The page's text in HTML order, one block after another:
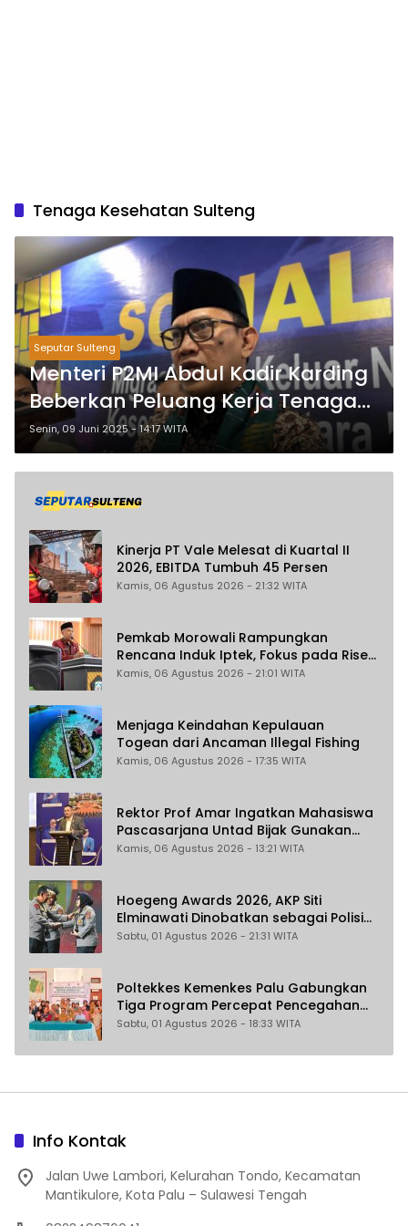
Tenaga Kesehatan Sulteng
Seputar Sulteng
Menteri P2MI Abdul Kadir Karding
Beberkan Peluang Kerja Tenaga
Kesehatan Sulteng ke Luar Negeri
Senin, 09 Juni 2025 - 14:17 WITA
Kinerja PT Vale Melesat di Kuartal II
2026, EBITDA Tumbuh 45 Persen
Kamis, 06 Agustus 2026 - 21:32 WITA
Pemkab Morowali Rampungkan
Rencana Induk Iptek, Fokus pada Riset
dan Inovasi Daerah
Kamis, 06 Agustus 2026 - 21:01 WITA
Menjaga Keindahan Kepulauan
Togean dari Ancaman Illegal Fishing
Kamis, 06 Agustus 2026 - 17:35 WITA
Rektor Prof Amar Ingatkan Mahasiswa
Pascasarjana Untad Bijak Gunakan
Akal Imitasi
Kamis, 06 Agustus 2026 - 13:21 WITA
Hoegeng Awards 2026, AKP Siti
Elminawati Dinobatkan sebagai Polisi
Pelindung Perempuan dan Anak
Sabtu, 01 Agustus 2026 - 21:31 WITA
Poltekkes Kemenkes Palu Gabungkan
Tiga Program Percepat Pencegahan
Stunting di Donggala
Sabtu, 01 Agustus 2026 - 18:33 WITA
Info Kontak
Jalan Uwe Lambori, Kelurahan Tondo, Kecamatan
Mantikulore, Kota Palu – Sulawesi Tengah